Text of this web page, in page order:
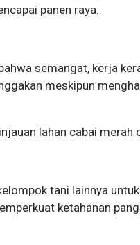
panen raya.
semangat, kerja
meskipun
lahan cabai merah
tani lainnya
ketahanan